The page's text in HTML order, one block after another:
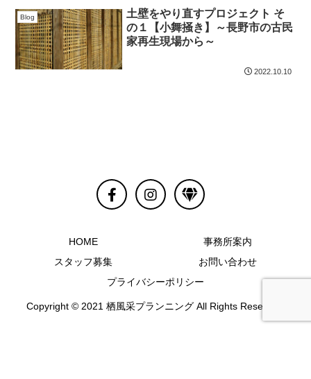
Blog
土壁をやり直すプロジェクト そ
の１【小舞掻き】～長野市の古民
家再生現場から～
2022.10.10
HOME
事務所案内
スタッフ募集
お問い合わせ
プライバシーポリシー
Copyright © 2021 栖風采プランニング All Rights Reserved.